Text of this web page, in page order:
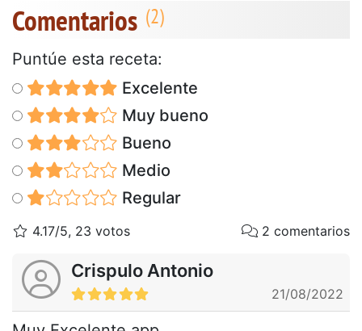
Comentarios
Puntúe esta receta:
Excelente
Muy bueno
Bueno
Medio
Regular
4.17/5, 23 votos 2 comentarios
Crispulo Antonio
21/08/2022